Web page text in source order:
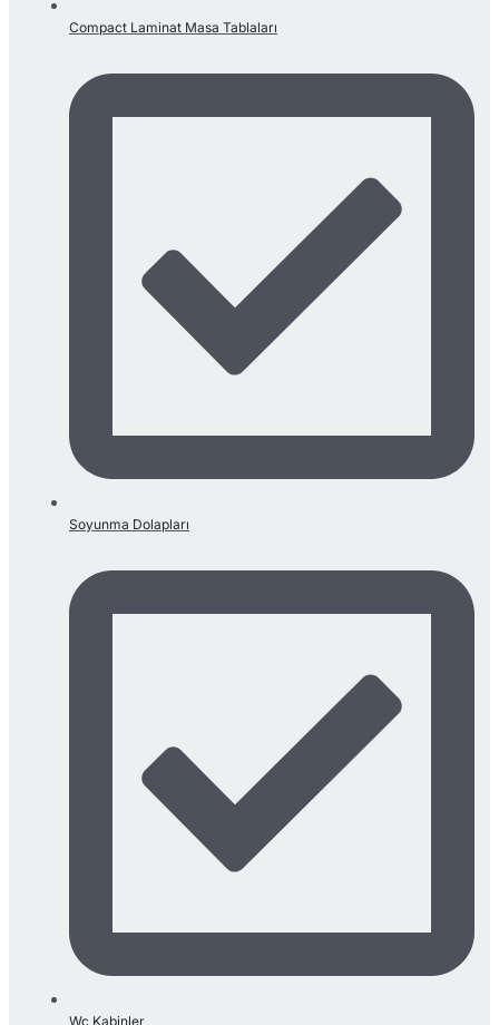
Compact Laminat Masa Tablaları
Soyunma Dolapları
Wc Kabinler